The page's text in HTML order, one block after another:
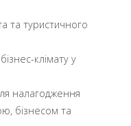
та туристичного
клімату у
налагодження
бізнесом та